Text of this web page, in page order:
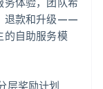
退款和升级——
的自助服务模
层奖励计划